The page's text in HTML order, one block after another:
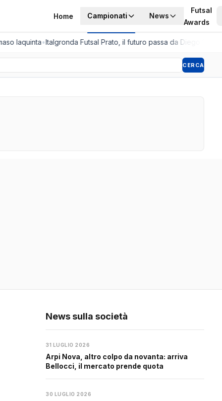
Home Campionati News
Futsal
Awards
Iaquinta•Italgronda Futsal Prato, il futuro passa da Diego Fazzini
CERCA
News sulla società
31 LUGLIO 2026
Arpi Nova, altro colpo da novanta: arriva
Bellocci, il mercato prende quota
30 LUGLIO 2026